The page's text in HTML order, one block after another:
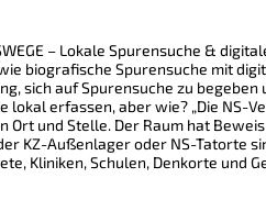
– Lokale Spurensuche &
biografische Spurensuche mit
sich auf Spurensuche zu begeben
lokal erfassen, aber wie? „Die NS-
Ort und Stelle. Der Raum hat
KZ-Außenlager oder NS-Tatorte
Kliniken, Schulen, Denkorte und